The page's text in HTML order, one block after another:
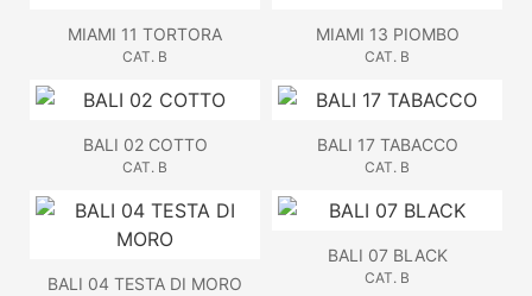
MIAMI 11 TORTORA
CAT. B
MIAMI 13 PIOMBO
CAT. B
BALI 02 COTTO
CAT. B
BALI 17 TABACCO
CAT. B
BALI 04 TESTA DI MORO
BALI 07 BLACK
CAT. B